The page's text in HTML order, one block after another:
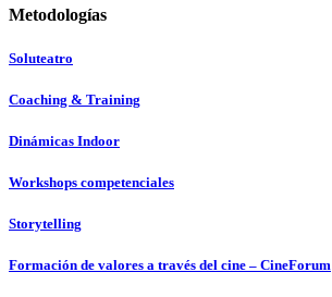
Metodologías
Soluteatro
Coaching & Training
Dinámicas Indoor
Workshops competenciales
Storytelling
Formación de valores a través del cine – CineForum